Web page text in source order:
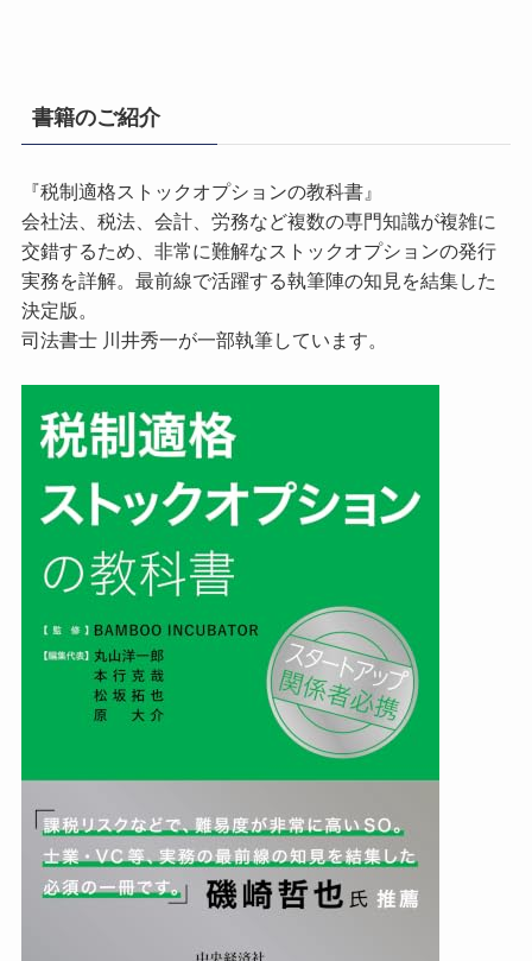
書籍のご紹介
『税制適格ストックオプションの教科書』
会社法、税法、会計、労務など複数の専門知識が複雑に
交錯するため、非常に難解なストックオプションの発行
実務を詳解。最前線で活躍する執筆陣の知見を結集した
決定版。
司法書士 川井秀一が一部執筆しています。